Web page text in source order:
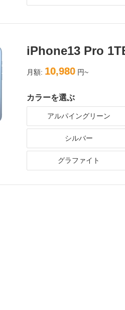
iPhone13 Pro
月額: 10,980 円~
カラーを選ぶ
アルパイングリーン
シルバー
グラファイト